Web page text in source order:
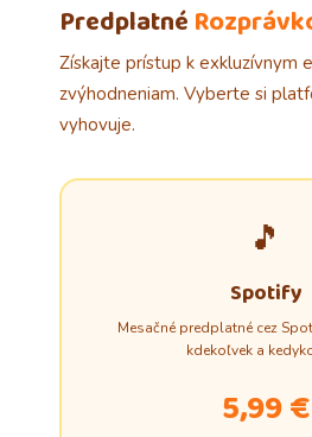
Predplatné
Získajte prístup k exkluzívnym
zvýhodneniam. Vyberte si
vyhovuje.
🎵
Spotify
Mesačné predplatné cez
kdekoľvek a
5,99 €